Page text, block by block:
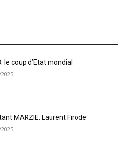
le coup d’Etat mondial
MARZIE: Laurent Firode